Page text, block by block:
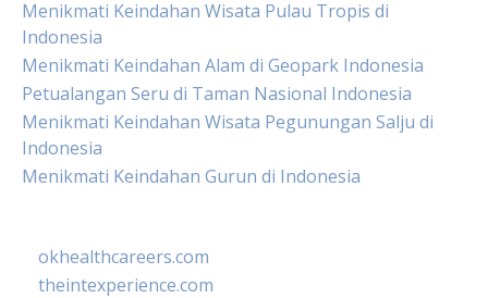
Menikmati Keindahan Wisata Pulau Tropis di
Indonesia
Menikmati Keindahan Alam di Geopark Indonesia
Petualangan Seru di Taman Nasional Indonesia
Menikmati Keindahan Wisata Pegunungan Salju di
Indonesia
Menikmati Keindahan Gurun di Indonesia
okhealthcareers.com
theintexperience.com